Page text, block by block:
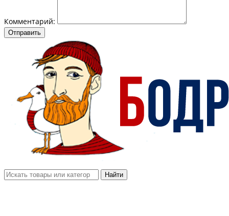
Комментарий:
Отправить
Найти